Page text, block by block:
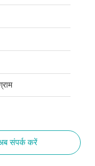
संपर्क करें